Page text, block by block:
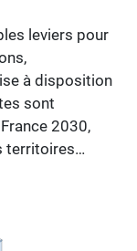
leviers pour
à disposition
sont
2030,
territoires…